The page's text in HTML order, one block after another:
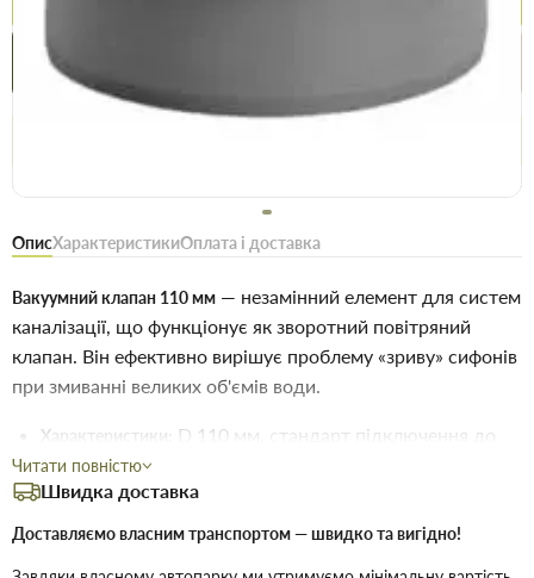
Купити в 1 клік
сьогодні
ОписХарактеристикиОплата і доставка
Вакуумний клапан 110 мм — незамінний елемент для систем
каналізації, що функціонує як зворотний повітряний
клапан. Він ефективно вирішує проблему «зриву» сифонів
при змиванні великих об'ємів води.
Характеристики:
D 110 мм, стандарт підключення до
каналізаційних труб ПВХ/ПП.
Переваги: Висока швидкість реакції на зміну тиску,
герметичність, тривалий термін експлуатації.
Читати повністю
Швидка доставка
Доставляємо власним транспортом — швидко та вигідно!